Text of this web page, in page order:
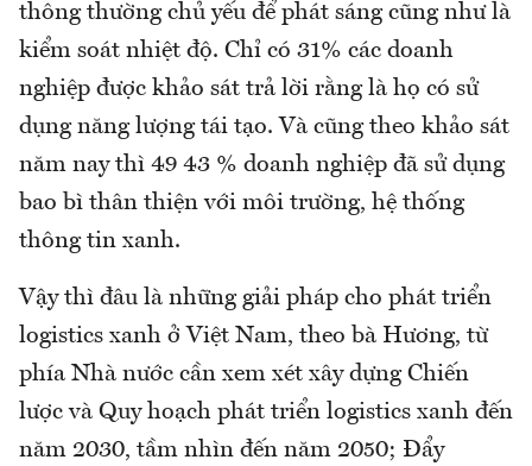
thông thường chủ yếu để phát sáng cũng như là
kiểm soát nhiệt độ. Chỉ có 31% các doanh
nghiệp được khảo sát trả lời rằng là họ có sử
dụng năng lượng tái tạo. Và cũng theo khảo sát
năm nay thì 49 43 % doanh nghiệp đã sử dụng
bao bì thân thiện với môi trường, hệ thống
thông tin xanh.
Vậy thì đâu là những giải pháp cho phát triển
logistics xanh ở Việt Nam, theo bà Hương, từ
phía Nhà nước cần xem xét xây dựng Chiến
lược và Quy hoạch phát triển logistics xanh đến
năm 2030, tầm nhìn đến năm 2050; Đẩy